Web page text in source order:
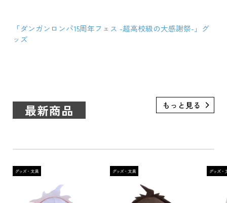
「ダンガンロンパ15周年フェス -超高校級の大感謝祭-」グ
ッズ
最新商品